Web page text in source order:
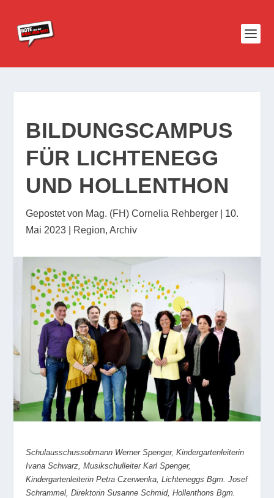
BILDUNGSCAMPUS
FÜR LICHTENEGG
UND HOLLENTHON
Gepostet von Mag. (FH) Cornelia Rehberger
10.
Mai 2023
Region,Archiv
Schulausschussobmann Werner Spenger, Kindergartenleiterin
Ivana Schwarz, Musikschulleiter Karl Spenger,
Kindergartenleiterin Petra Czerwenka, Lichteneggs Bgm. Josef
Schrammel, Direktorin Susanne Schmid, Hollenthons Bgm.